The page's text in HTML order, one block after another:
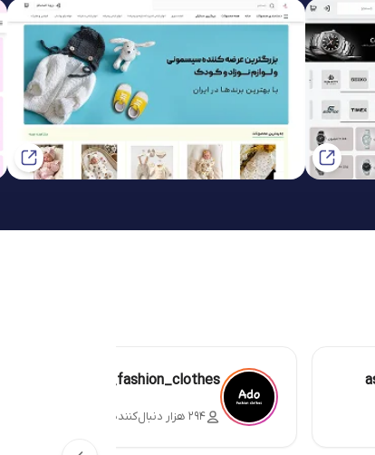
ado_fashion_clothes
۲۹۴ هزار دنبال‌کننده